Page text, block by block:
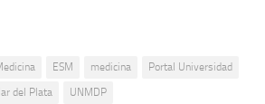
ESM medicina
Portal Universidad
del Plata
UNMDP